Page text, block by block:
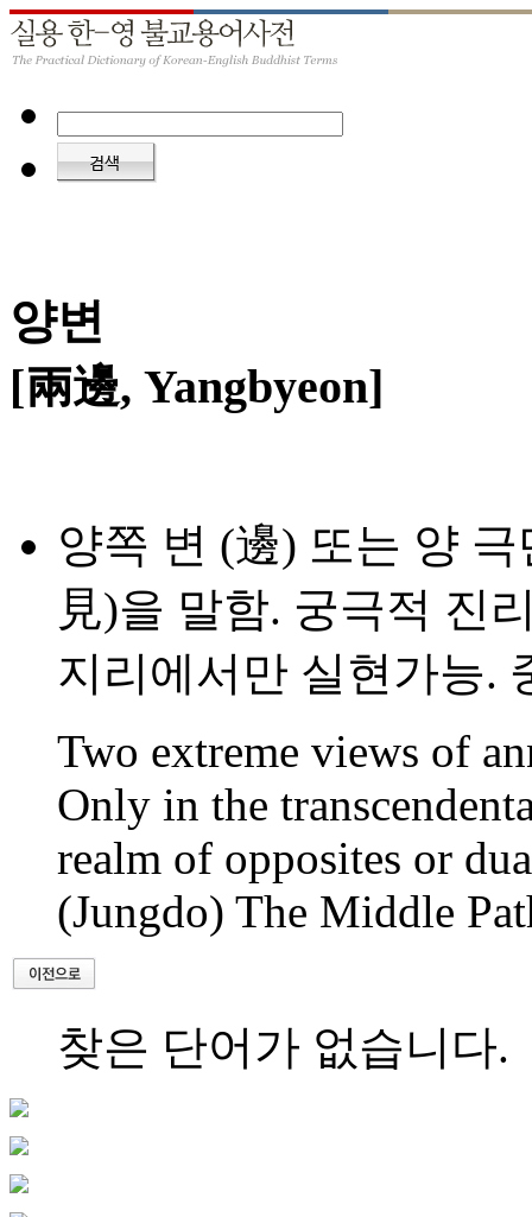
양변
[兩邊, Yangbyeon]
양쪽 변 (邊) 또는 양
見)을 말함. 궁극적 진
지리에서만 실현가능.
Two extreme views of
Only in the
realm of opposites or
(Jungdo) The Middle
찾은 단어가 없습니다.